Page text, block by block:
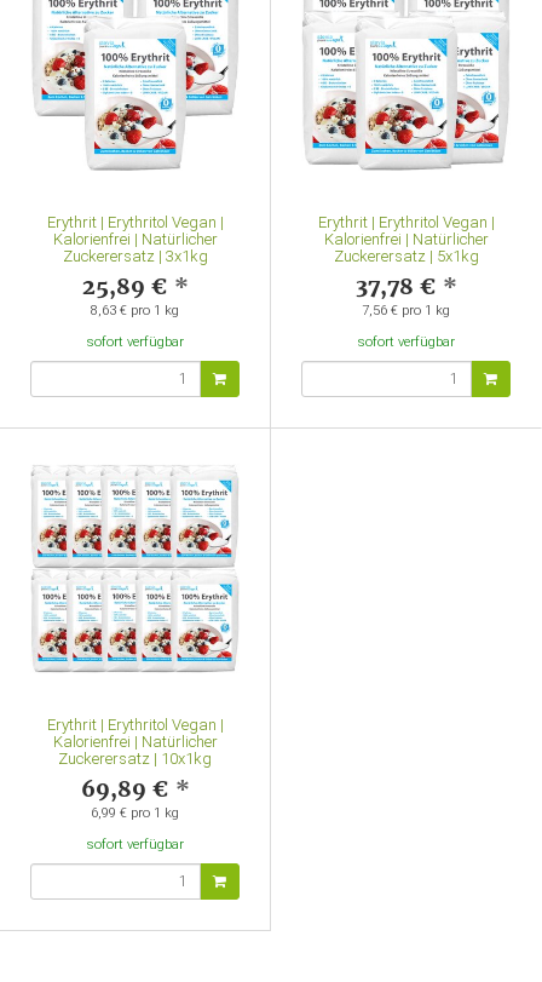
Erythrit | Erythritol Vegan |
Kalorienfrei | Natürlicher
Zuckerersatz | 3x1kg
25,89 € *
8,63 € pro 1 kg
sofort verfügbar
Erythrit | Erythritol Vegan |
Kalorienfrei | Natürlicher
Zuckerersatz | 5x1kg
37,78 € *
7,56 € pro 1 kg
sofort verfügbar
Erythrit | Erythritol Vegan |
Kalorienfrei | Natürlicher
Zuckerersatz | 10x1kg
69,89 € *
6,99 € pro 1 kg
sofort verfügbar